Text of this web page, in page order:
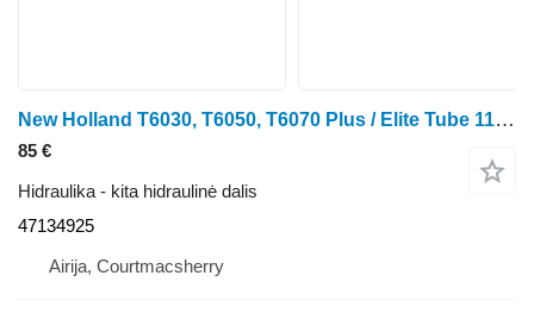
New Holland T6030, T6050, T6070 Plus / Elite Tube 113l/min 47134925 ratinio traktoriaus
85 €
Hidraulika - kita hidraulinė dalis
47134925
Airija, Courtmacsherry